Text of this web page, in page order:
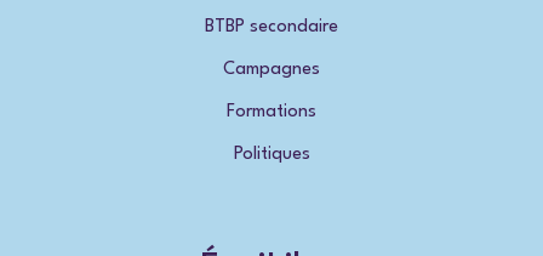
BTBP secondaire
Campagnes
Formations
Politiques